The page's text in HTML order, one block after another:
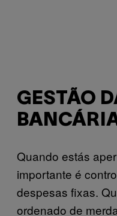
GESTÃO
Quando estás
importante é
despesas fixas.
ordenado de